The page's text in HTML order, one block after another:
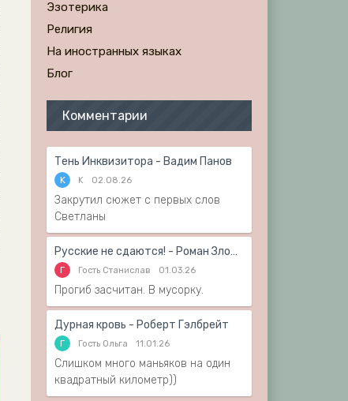
Эзотерика
Религия
На иностранных языках
Блог
Комментарии
Тень Инквизитора - Вадим Панов
K K 02.08.26
Закрутил сюжет с первых слов
Светланы
Русские не сдаются! - Роман Злотников
Г Гость Станислав 01.03.26
Прогиб засчитан. В мусорку.
Дурная кровь - Роберт Гэлбрейт
Г Гость Ольга 11.01.26
Слишком много маньяков на один
квадратный километр))